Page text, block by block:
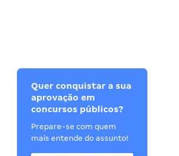
Quer conquistar a sua
aprovação em
concursos públicos?
Prepare-se com quem
mais entende do assunto!